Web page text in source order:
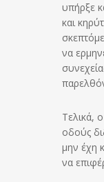
υπήρξε
και
να
Τελικά,
οδούς
μην έχη
να